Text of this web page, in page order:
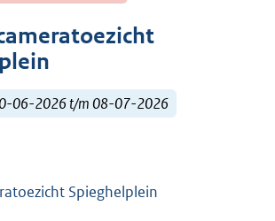
06-2026 t/m 08-07-2026
Spieghelplein